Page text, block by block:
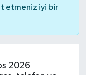
etmeniz iyi bir
2026